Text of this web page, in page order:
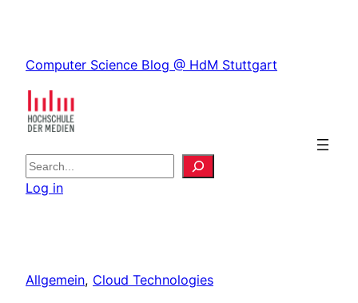
content
Computer Science Blog @ HdM Stuttgart
S
e
Log in
Allgemein, Cloud Technologies